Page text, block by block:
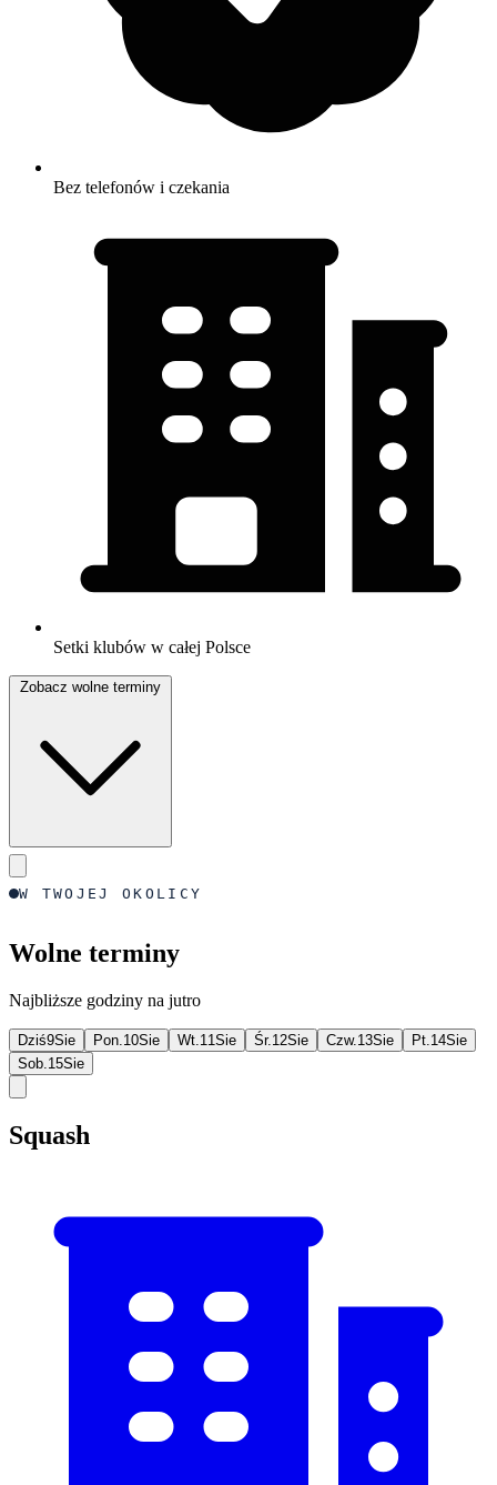
Bez telefonów i czekania
Setki klubów w całej Polsce
W TWOJEJ OKOLICY
Wolne terminy
Najbliższe godziny na jutro
Dziś9Sie Pon. 10Sie Wt. 11Sie Śr. 12Sie Czw. 13Sie Pt. 14Sie
Sob. 15Sie
Squash